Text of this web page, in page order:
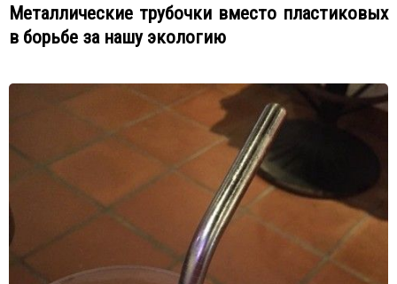
Металлические трубочки вместо пластиковых
в борьбе за нашу экологию